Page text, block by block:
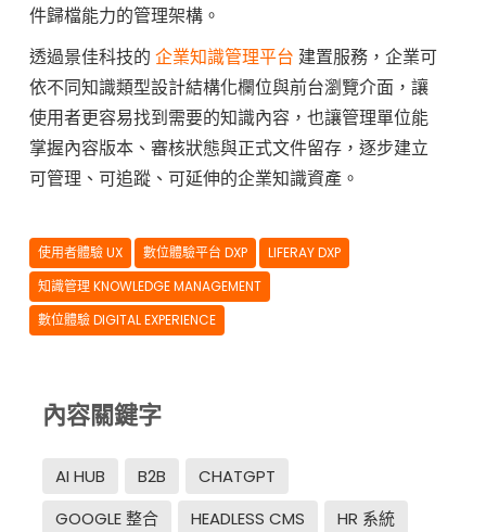
件歸檔能力的管理架構。
透過景佳科技的企業知識管理平台 建置服務，企業可
依不同知識類型設計結構化欄位與前台瀏覽介面，讓
使用者更容易找到需要的知識內容，也讓管理單位能
掌握內容版本、審核狀態與正式文件留存，逐步建立
可管理、可追蹤、可延伸的企業知識資產。
使用者體驗 UX 數位體驗平台 DXP
LIFERAY DXP
知識管理 KNOWLEDGE MANAGEMENT
數位體驗 DIGITAL EXPERIENCE
內容關鍵字
AI HUB B2B
CHATGPT
GOOGLE 整合
HEADLESS CMS
HR 系統